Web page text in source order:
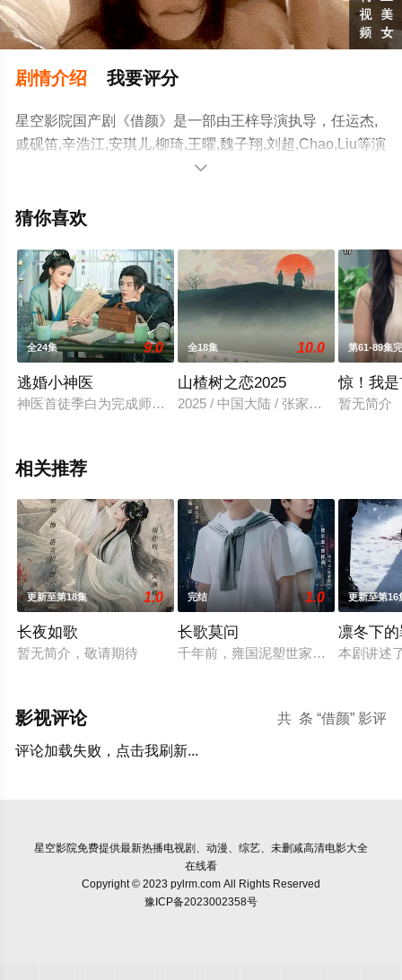
剧情介绍 我要评分
星空影院国产剧《借颜》是一部由王梓导演执导，任运杰,
戚砚笛,辛浩江,安琪儿,柳琦,王曜,魏子翔,刘超,Chao,Liu等演
员精彩演绎的中国大陆电视剧，大结局剧情已揭晓（全24
上星空电影网，更多相关信息可移步至豆瓣电视剧、电视

猜你喜欢
全24集 9.0
逃婚小神医
神医首徒季白为完成师命下山，却遭父亲强嫁镇北王世子。秉
全18集 10.0
山楂树之恋2025
2025 / 中国大陆 / 张家硕,徐小舒,高宇
第61-89集
惊！我
暂无简介
相关推荐
更新至第18集 1.0
长夜如歌
暂无简介，敬请期待
完结 1.0
长歌莫问
千年前，雍国泥塑世家楚门因进贡的
更新至第16
凛冬下
本剧讲述
共 条 “借颜” 影评
影视评论
评论加载失败，点击我刷新...
星空影院免费提供最新热播电视剧、动漫、综艺、未删减高清电影大全
在线看
Copyright © 2023 pylrm.com All Rights Reserved
豫ICP备2023002358号